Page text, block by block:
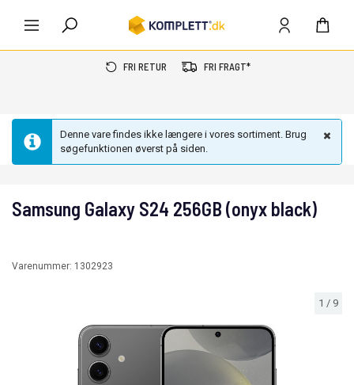
FRI RETUR FRI FRAGT*
Denne vare findes ikke længere i vores sortiment. Brug
søgefunktionen øverst på siden.
1 / 9
Samsung Galaxy S24 256GB (onyx black)
Varenummer: 1302923